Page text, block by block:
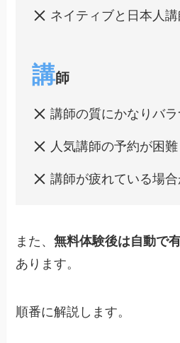
ネイティブと日本人
講師
講師の質にかなりバラ
人気講師の予約が困難
講師が疲れている場合
また、無料体験後は自動で
あります。
順番に解説します。